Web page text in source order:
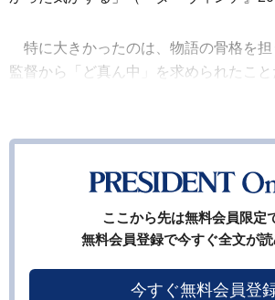
特に大きかったのは、物語の骨格を
監督から「ど真ん中」を求められたこと
ここから先は無料会員限定
無料会員登録で今すぐ全文が読
今すぐ無料会員登